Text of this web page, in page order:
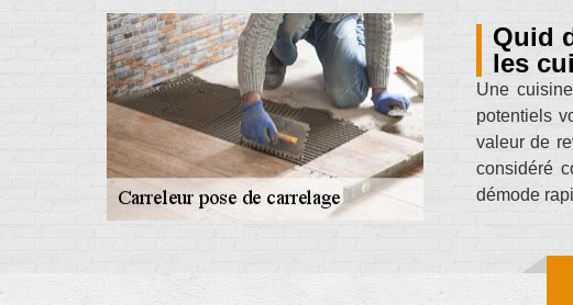
Quid
les
Une
potentiels
valeur de
considéré
démode